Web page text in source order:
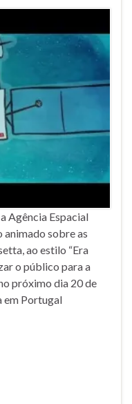
Agência Espacial
animado sobre as
ao estilo “Era
o público para a
próximo dia 20 de
em Portugal